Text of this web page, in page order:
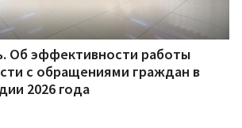
Об эффективности работы
с обращениями граждан в
2026 года